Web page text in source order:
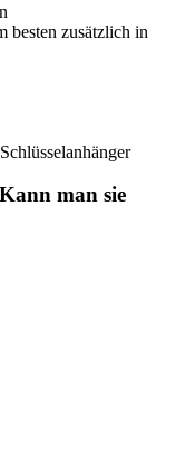
besten zusätzlich in
man sie